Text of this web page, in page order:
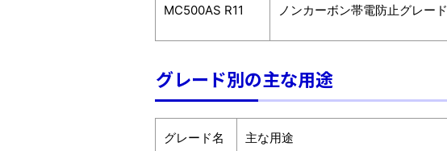
MC500AS R11 ノンカーボン帯電防止グレード
グレード別の主な用途
グレード名 主な用途